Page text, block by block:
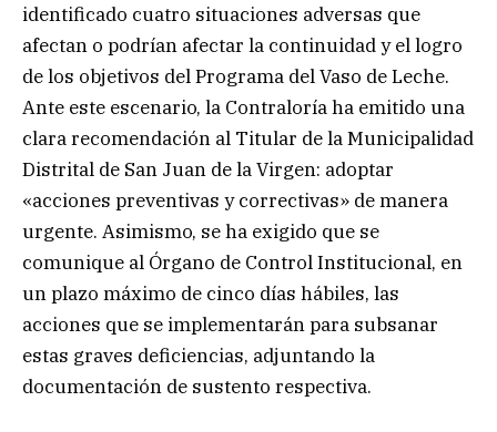
identificado cuatro situaciones adversas que
afectan o podrían afectar la continuidad y el logro
de los objetivos del Programa del Vaso de Leche.
Ante este escenario, la Contraloría ha emitido una
clara recomendación al Titular de la Municipalidad
Distrital de San Juan de la Virgen: adoptar
«acciones preventivas y correctivas» de manera
urgente. Asimismo, se ha exigido que se
comunique al Órgano de Control Institucional, en
un plazo máximo de cinco días hábiles, las
acciones que se implementarán para subsanar
estas graves deficiencias, adjuntando la
documentación de sustento respectiva.